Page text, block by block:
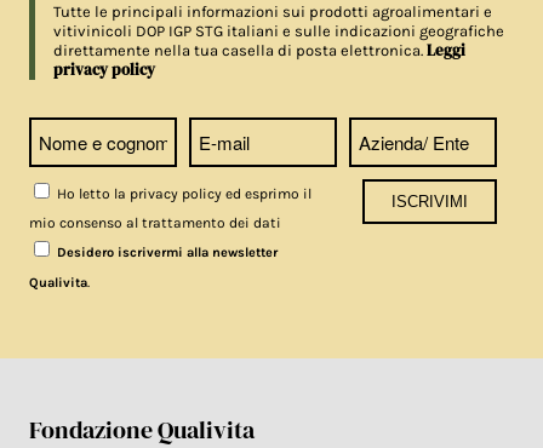
Tutte le principali informazioni sui prodotti agroalimentari e
vitivinicoli DOP IGP STG italiani e sulle indicazioni geografiche
direttamente nella tua casella di posta elettronica.Leggi
privacy policy
Ho letto la privacy policy ed esprimo il
mio consenso al trattamento dei dati
Desidero iscrivermi alla newsletter
Qualivita
Fondazione Qualivita